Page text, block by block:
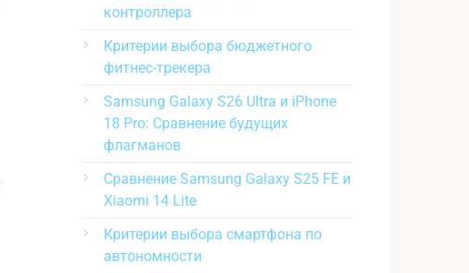
контроллера
Критерии выбора бюджетного
фитнес-трекера
Samsung Galaxy S26 Ultra и iPhone
18 Pro: Сравнение будущих
флагманов
Сравнение Samsung Galaxy S25 FE и
Xiaomi 14 Lite
Критерии выбора смартфона по
автономности